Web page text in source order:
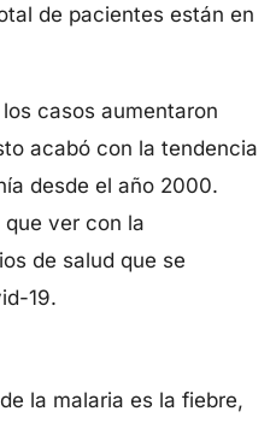
de pacientes están en
casos aumentaron
acabó con la tendencia
desde el año 2000.
que ver con la
de salud que se
19.
la malaria es la fiebre,